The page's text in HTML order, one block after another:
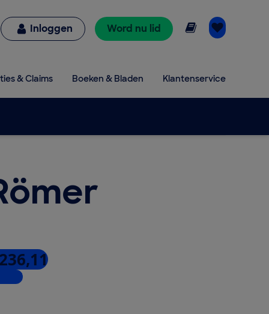
Inloggen Word nu lid Online lezen
& Claims Boeken & Bladen Klantenservice